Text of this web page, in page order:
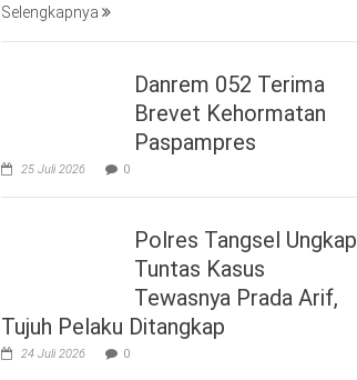
Selengkapnya
Danrem 052 Terima
Brevet Kehormatan
Paspampres
25 Juli 2026 0
Polres Tangsel Ungkap
Tuntas Kasus
Tewasnya Prada Arif,
Tujuh Pelaku Ditangkap
24 Juli 2026 0